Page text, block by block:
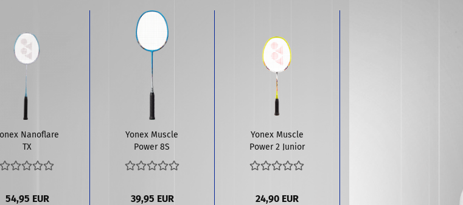
Nanoflare
TX
54,95 EUR
Yonex Muscle
Power 8S
39,95 EUR
Yonex Muscle
Power 2 Junior
24,90 EUR